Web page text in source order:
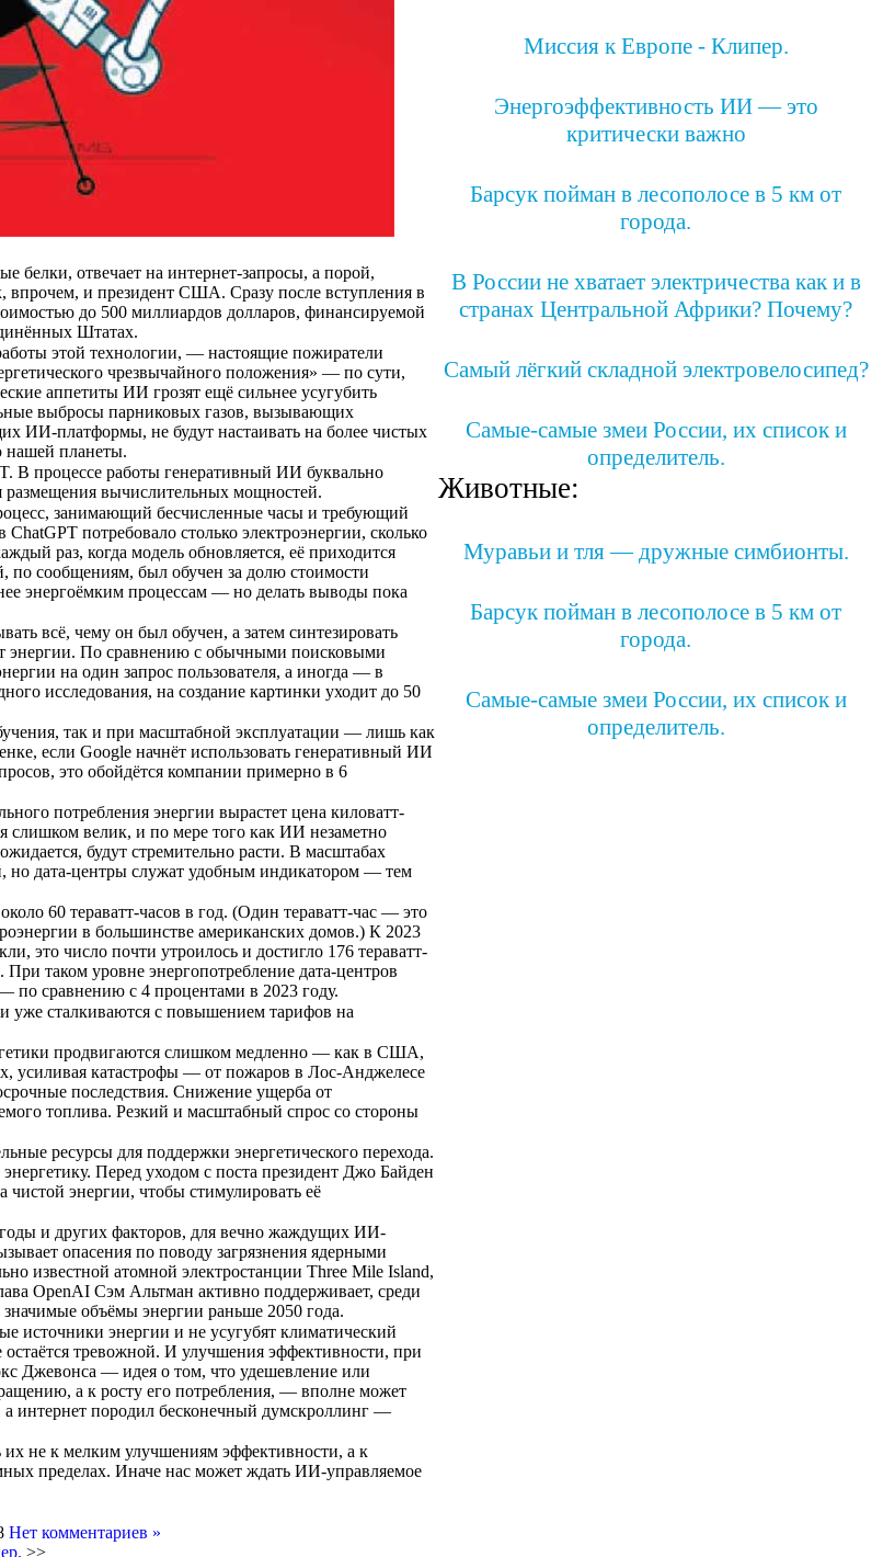
белки, отвечает на интернет-запросы, а порой,
впрочем, и президент США. Сразу после вступления в
до 500 миллиардов долларов, финансируемой
Штатах.
этой технологии, — настоящие пожиратели
чрезвычайного положения» — по сути,
аппетиты ИИ грозят ещё сильнее усугубить
выбросы парниковых газов, вызывающих
ИИ-платформы, не будут настаивать на более чистых
нашей планеты.
процессе работы генеративный ИИ буквально
размещения вычислительных мощностей.
занимающий бесчисленные часы и требующий
потребовало столько электроэнергии, сколько
раз, когда модель обновляется, её приходится
по сообщениям, был обучен за долю стоимости
энергоёмким процессам — но делать выводы пока
всё, чему он был обучен, а затем синтезировать
энергии. По сравнению с обычными поисковыми
на один запрос пользователя, а иногда — в
исследования, на создание картинки уходит до 50
так и при масштабной эксплуатации — лишь как
если Google начнёт использовать генеративный ИИ
это обойдётся компании примерно в 6
потребления энергии вырастет цена киловатт-
слишком велик, и по мере того как ИИ незаметно
будут стремительно расти. В масштабах
но дата-центры служат удобным индикатором — тем
60 тераватт-часов в год. (Один тераватт-час — это
в большинстве американских домов.) К 2023
это число почти утроилось и достигло 176 тераватт-
При таком уровне энергопотребление дата-центров
по сравнению с 4 процентами в 2023 году.
уже сталкиваются с повышением тарифов на
продвигаются слишком медленно — как в США,
усиливая катастрофы — от пожаров в Лос-Анджелесе
последствия. Снижение ущерба от
топлива. Резкий и масштабный спрос со стороны
ресурсы для поддержки энергетического перехода.
Перед уходом с поста президент Джо Байден
энергии, чтобы стимулировать её
и других факторов, для вечно жаждущих ИИ-
опасения по поводу загрязнения ядерными
известной атомной электростанции Three Mile Island,
OpenAI Сэм Альтман активно поддерживает, среди
объёмы энергии раньше 2050 года.
источники энергии и не усугубят климатический
тревожной. И улучшения эффективности, при
Джевонса — идея о том, что удешевление или
а к росту его потребления, — вполне может
интернет породил бесконечный думскроллинг —
не к мелким улучшениям эффективности, а к
пределах. Иначе нас может ждать ИИ-управляемое
Нет комментариев »
>>
Миссия к Европе - Клипер.
Энергоэффективность ИИ — это
критически важно
Барсук пойман в лесополосе в 5 км от
города.
В России не хватает электричества как и в
странах Центральной Африки? Почему?
Самый лёгкий складной электровелосипед?
Самые-самые змеи России, их список и
определитель.
Животные:
Муравьи и тля — дружные симбионты.
Барсук пойман в лесополосе в 5 км от
города.
Самые-самые змеи России, их список и
определитель.